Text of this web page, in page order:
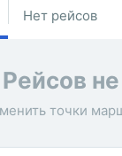
Нет рейсов
Рейсов
точки